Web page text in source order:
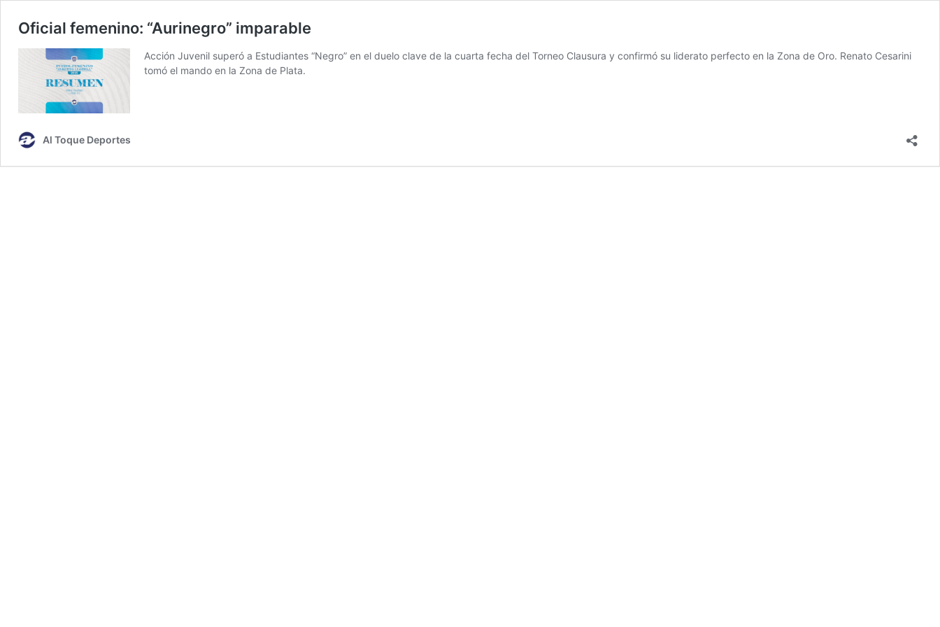
Oficial femenino: “Aurinegro” imparable
Acción Juvenil superó a Estudiantes “Negro” en el duelo clave de la cuarta fecha del Torneo Clausura y confirmó su liderato perfecto en la Zona de Oro. Renato Cesarini
tomó el mando en la Zona de Plata.
Al Toque Deportes